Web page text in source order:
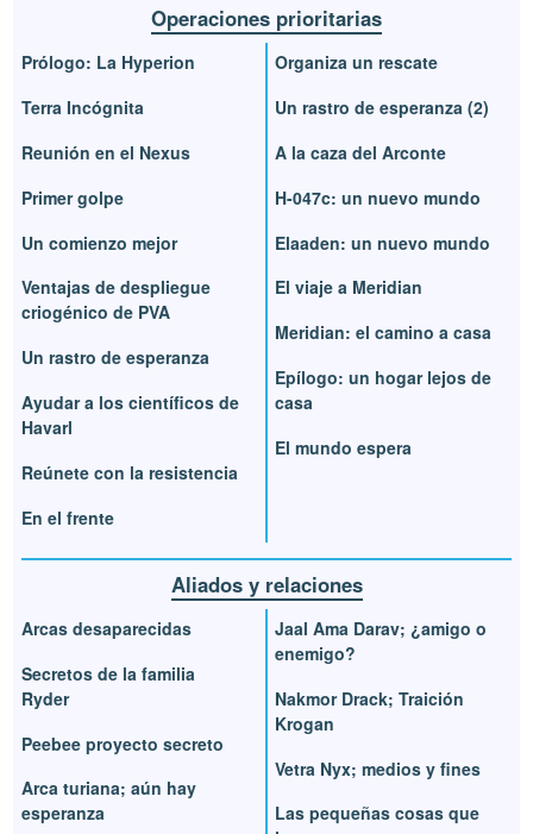
Operaciones prioritarias
Prólogo: La Hyperion
Terra Incógnita
Reunión en el Nexus
Primer golpe
Un comienzo mejor
Ventajas de despliegue
criogénico de PVA
Un rastro de esperanza
Ayudar a los científicos de
Havarl
Reúnete con la resistencia
En el frente
Organiza un rescate
Un rastro de esperanza (2)
A la caza del Arconte
H-047c: un nuevo mundo
Elaaden: un nuevo mundo
El viaje a Meridian
Meridian: el camino a casa
Epílogo: un hogar lejos de
casa
El mundo espera
Aliados y relaciones
Arcas desaparecidas
Secretos de la familia
Ryder
Peebee proyecto secreto
Arca turiana; aún hay
esperanza
Jaal Ama Darav; ¿amigo o
enemigo?
Nakmor Drack; Traición
Krogan
Vetra Nyx; medios y fines
Las pequeñas cosas que